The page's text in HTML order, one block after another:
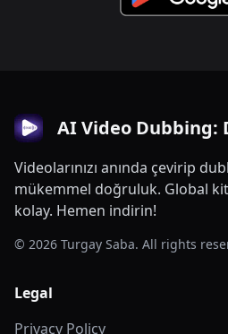
AI Video Dubbing:
Videolarınızı anında çevirip
mükemmel doğruluk. Global
kolay. Hemen indirin!
© 2026 Turgay Saba. All rights
Legal
Privacy Policy